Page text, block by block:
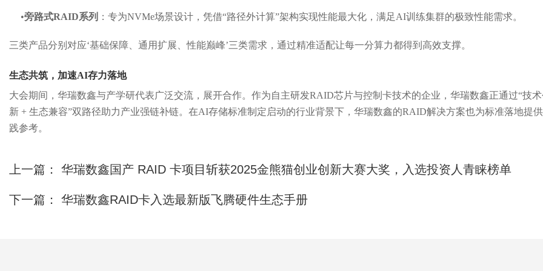
•旁路式RAID系列 ：专为NVMe场景设计，凭借“路径外计算”架构实现性能最大化，满足AI训练集群的极致性能需求。
三类产品分别对应‘基础保障、通用扩展、性能巅峰’三类需求，通过精准适配让每一分算力都得到高效支撑。
生态共筑，加速AI存力落地
大会期间，华瑞数鑫与产学研代表广泛交流，展开合作。 作为自主研发RAID芯片与控制卡技术的企业， 华瑞数鑫正通过“技
新 + 生态兼容”双路径助力产业强链补链。在AI存储标准制定启动的行业背景下，华瑞数鑫的RAID解决方案也为标准落地提
践参考。
上一篇： 华瑞数鑫国产 RAID 卡项目斩获2025金熊猫创业创新大赛大奖，入选投资人青睐榜单
下一篇： 华瑞数鑫RAID卡入选最新版飞腾硬件生态手册